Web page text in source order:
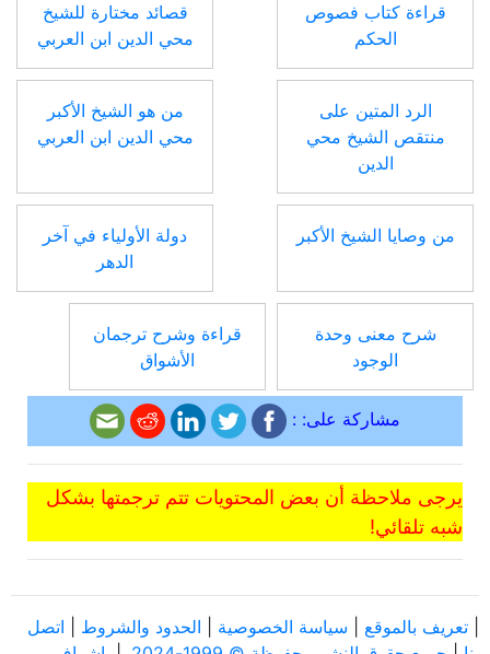
قراءة كتاب فصوص
الحكم
قصائد مختارة للشيخ
محي الدين ابن العربي
الرد المتين على
منتقص الشيخ محي
الدين
من هو الشيخ الأكبر
محي الدين ابن العربي
من وصايا الشيخ الأكبر
دولة الأولياء في آخر
الدهر
شرح معنى وحدة
الوجود
قراءة وشرح ترجمان
الأشواق
مشاركة على: :
يرجى ملاحظة أن بعض المحتويات تتم ترجمتها بشكل
شبه تلقائي!
تعريف بالموقع سياسة الخصوصية الحدود والشروط
اتصل